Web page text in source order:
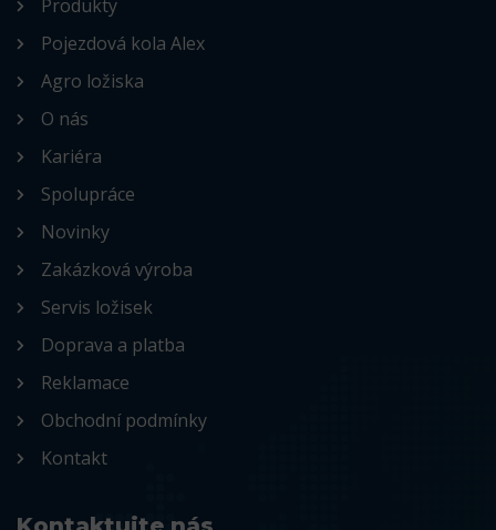
Produkty
Pojezdová kola Alex
Agro ložiska
O nás
Kariéra
Spolupráce
Novinky
Zakázková výroba
Servis ložisek
Doprava a platba
Reklamace
Obchodní podmínky
Kontakt